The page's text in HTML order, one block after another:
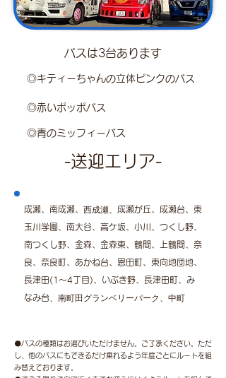
バスは3台あります
◎キティーちゃんの立体ピンクのバス
◎赤いポッポバス
◎青のミッフィーバス
-送迎エリア-
成瀬、南成瀬、 西成瀬、 成瀬が丘、成瀬台、東
玉川学園、南大谷、高ケ坂、小川、つくし野、
南つくし野、金森、金森東、鶴間、上鶴間、奈
良、奈良町、あかね台、恩田町、東向地団地、
長津田(1〜4丁目)、いぶき野、長津田町、み
なみ台​、南町田グランベリーパーク、中町
⚫バスの種類はお選びいただけません。ご了承ください。ただ
し、他のバスにもできるだけ乗れるよう年度ごとにルートを組
み替えております。